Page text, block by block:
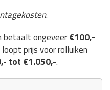
.
betaalt ongeveer€100,-
prijs voor rolluiken
tot €1.050,-.